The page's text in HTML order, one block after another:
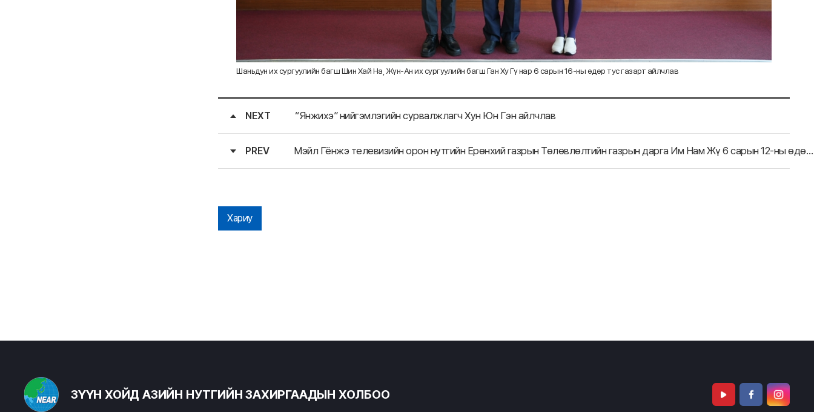
Шаньдун их сургуулийн багш Шин Хай На, Жүн-Ан их сургуулийн багш Ган Ху Гү нар 6 сарын 16-ны өдөр тус газарт айлчлав
NEXT “Янжихэ” нийгэмлэгийн сурвалжлагч Хун Юн Гэн айлчлав
PREV Мэйл Гёнжэ телевизийн орон нутгийн Ерөнхий газрын Төлөвлөлтийн газрын дарга Им Нам Жү 6 сарын 12-ны өдөр тус газарт айлчлав.
Хариу
ЗҮҮН ХОЙД АЗИЙН НУТГИЙН ЗАХИРГААДЫН ХОЛБОО